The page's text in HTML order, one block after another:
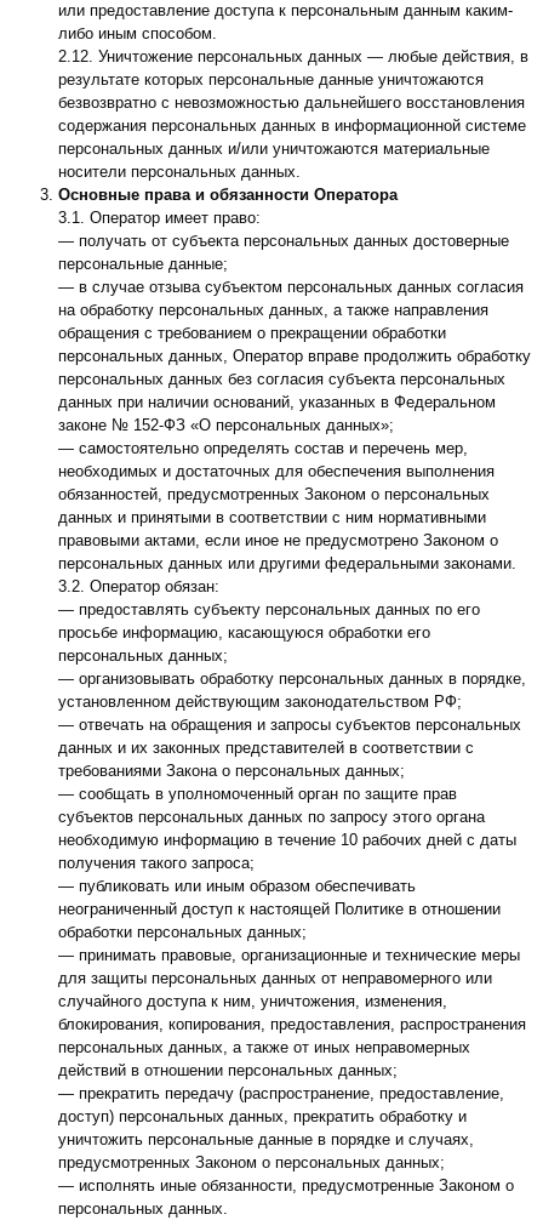
или предоставление доступа к персональным данным каким-
либо иным способом.
2.12. Уничтожение персональных данных — любые действия, в
результате которых персональные данные уничтожаются
безвозвратно с невозможностью дальнейшего восстановления
содержания персональных данных в информационной системе
персональных данных и/или уничтожаются материальные
носители персональных данных.
Основные права и обязанности Оператора
3.1. Оператор имеет право:
— получать от субъекта персональных данных достоверные
персональные данные;
— в случае отзыва субъектом персональных данных согласия
на обработку персональных данных, а также направления
обращения с требованием о прекращении обработки
персональных данных, Оператор вправе продолжить обработку
персональных данных без согласия субъекта персональных
данных при наличии оснований, указанных в Федеральном
законе № 152-ФЗ «О персональных данных»;
— самостоятельно определять состав и перечень мер,
необходимых и достаточных для обеспечения выполнения
обязанностей, предусмотренных Законом о персональных
данных и принятыми в соответствии с ним нормативными
правовыми актами, если иное не предусмотрено Законом о
персональных данных или другими федеральными законами.
3.2. Оператор обязан:
— предоставлять субъекту персональных данных по его
просьбе информацию, касающуюся обработки его
персональных данных;
— организовывать обработку персональных данных в порядке,
установленном действующим законодательством РФ;
— отвечать на обращения и запросы субъектов персональных
данных и их законных представителей в соответствии с
требованиями Закона о персональных данных;
— сообщать в уполномоченный орган по защите прав
субъектов персональных данных по запросу этого органа
необходимую информацию в течение 10 рабочих дней с даты
получения такого запроса;
— публиковать или иным образом обеспечивать
неограниченный доступ к настоящей Политике в отношении
обработки персональных данных;
— принимать правовые, организационные и технические меры
для защиты персональных данных от неправомерного или
случайного доступа к ним, уничтожения, изменения,
блокирования, копирования, предоставления, распространения
персональных данных, а также от иных неправомерных
действий в отношении персональных данных;
— прекратить передачу (распространение, предоставление,
доступ) персональных данных, прекратить обработку и
уничтожить персональные данные в порядке и случаях,
предусмотренных Законом о персональных данных;
— исполнять иные обязанности, предусмотренные Законом о
персональных данных.